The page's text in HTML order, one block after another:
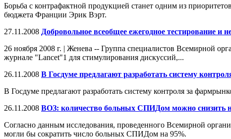
Борьба с контрафактной продукцией станет одним из
бюджета Франции Эрик Вэрт.
27.11.2008 Добровольное всеобщее ежегодное тестирование и
26 ноября 2008 г. | Женева -- Группа специалистов Всемирной
журнале "Lancet"1 для стимулирования дискуссий,...
26.11.2008 В Госдуме предлагают разработать систему
В Госдуме предлагают разработать систему контроля за
26.11.2008 ВОЗ: количество больных СПИДом можно снизить
Согласно данным исследования, проведенного Всемирной
могли бы сократить число больных СПИДом на 95%.